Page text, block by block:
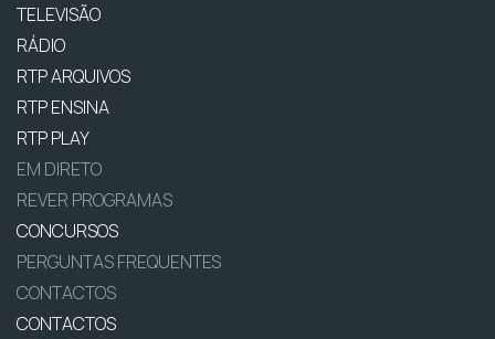
TELEVISÃO
RÁDIO
RTP ARQUIVOS
RTP ENSINA
RTP PLAY
EM DIRETO
REVER PROGRAMAS
CONCURSOS
PERGUNTAS FREQUENTES
CONTACTOS
CONTACTOS